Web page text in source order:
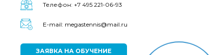
Телефон: +7 495 221-06-93
E-mail: megastennis@mail.ru
ЗАЯВКА НА ОБУЧЕНИЕ